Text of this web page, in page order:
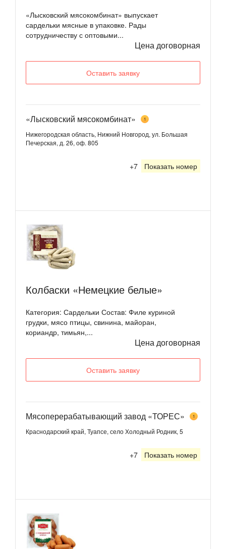
«Лысковский мясокомбинат» выпускает
сардельки мясные в упаковке. Рады
сотрудничеству с оптовыми...
Цена договорная
Оставить заявку
«Лысковский мясокомбинат» 1
Нижегородская область, Нижний Новгород, ул. Большая
Печерская, д. 26, оф. 805
+7 Показать номер
Колбаски «Немецкие белые»
Категория: Сардельки Состав: Филе куриной
грудки, мясо птицы, свинина, майоран,
кориандр, тимьян,...
Цена договорная
Оставить заявку
Мясоперерабатывающий завод «ТОРЕС» 1
Краснодарский край, Туапсе, село Холодный Родник, 5
+7 Показать номер